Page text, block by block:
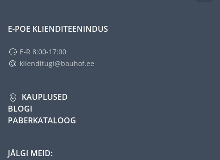
E-POE KLIENDITEENINDUS
E-R 8:00-17:00
klienditugi@bauhof.ee
KAUPLUSED
BLOGI
PABERKATALOOG
JÄLGI MEID: